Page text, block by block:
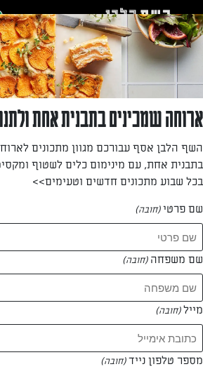
לאזור
תוכן
תחתון
עדי דבי
—
המתכונים של
1 מתכונים
ארוחה שמכינים בתבנית אחת
השף הלבן אסף עבורכם מגוון מתכונים
בתבנית אחת, עם מינימום כלים לשטוף
בכל שבוע מתכונים חדשים וטעימים>>
שם פרטי(חובה)
שם משפחה (חובה)
מייל(חובה)
מספר טלפון נייד(חובה)